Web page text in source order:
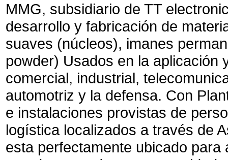
MMG, subsidiario de TT
desarrollo y fabricación de
suaves (núcleos), imanes
powder) Usados en la aplicación
comercial, industrial,
automotriz y la defensa. Con
e instalaciones provistas de
logística localizados a través de
esta perfectamente ubicado